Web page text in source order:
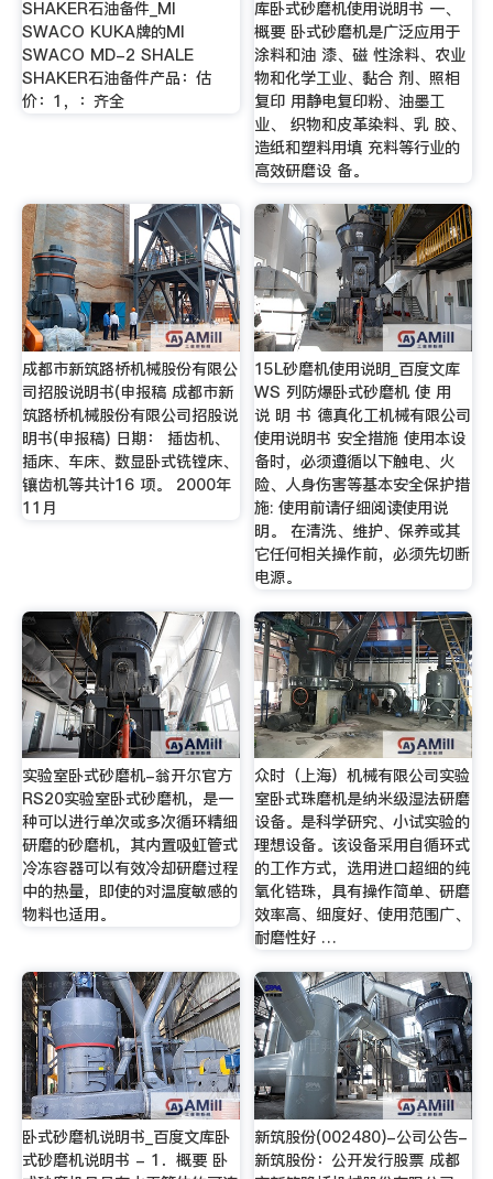
SHAKER石油备件_MI
SWACO KUKA牌的MI
SWACO MD-2 SHALE
SHAKER石油备件产品：估
价：1，：齐全
库卧式砂磨机使用说明书 一、
概要 卧式砂磨机是广泛应用于
涂料和油 漆、磁 性涂料、农业
物和化学工业、黏合 剂、照相
复印 用静电复印粉、油墨工
业、 织物和皮革染料、乳 胶、
造纸和塑料用填 充料等行业的
高效研磨设 备。
成都市新筑路桥机械股份有限公
司招股说明书(申报稿 成都市新
筑路桥机械股份有限公司招股说
明书(申报稿) 日期： 插齿机、
插床、车床、数显卧式铣镗床、
镶齿机等共计16 项。 2000年
11月
15L砂磨机使用说明_百度文库
WS 列防爆卧式砂磨机 使 用
说 明 书 德真化工机械有限公司
使用说明书 安全措施 使用本设
备时，必须遵循以下触电、火
险、人身伤害等基本安全保护措
施: 使用前请仔细阅读使用说
明。 在清洗、维护、保养或其
它任何相关操作前，必须先切断
电源。
实验室卧式砂磨机-翁开尔官方
RS20实验室卧式砂磨机，是一
种可以进行单次或多次循环精细
研磨的砂磨机，其内置吸虹管式
冷冻容器可以有效冷却研磨过程
中的热量，即使的对温度敏感的
物料也适用。
众时（上海）机械有限公司实验
室卧式珠磨机是纳米级湿法研磨
设备。是科学研究、小试实验的
理想设备。该设备采用自循环式
的工作方式，选用进口超细的纯
氧化锆珠，具有操作简单、研磨
效率高、细度好、使用范围广、
耐磨性好 …
卧式砂磨机说明书_百度文库卧
式砂磨机说明书 - 1．概要 卧
新筑股份(002480)-公司公告-
新筑股份：公开发行股票 成都